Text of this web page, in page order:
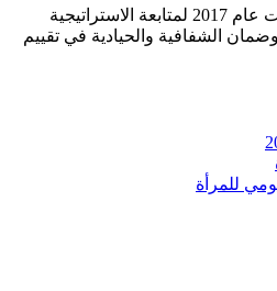
المرصد هو آلية مستقلة أطلقت عام 2017 لمتابعة الاستراتيجية
لتمكين المرأة 2030، وضمان الشفافية والحيادية في تقييم
للمرأة